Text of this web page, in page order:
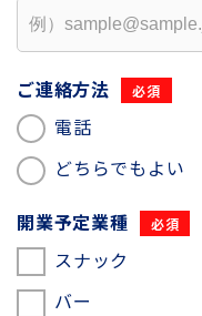
ご連絡方法
電話
どちらでもよい
開業予定業種
スナック
バー